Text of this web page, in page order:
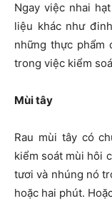
Ngay việc nhai
liệu khác như
những thực
trong việc kiểm
Mùi tây
Rau mùi tây có
kiểm soát mùi hôi
tươi và nhúng nó
hoặc hai phút.